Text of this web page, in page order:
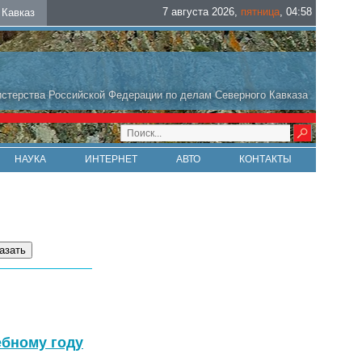
Кавказ 7 августа 2026, пятница, 04:58
Российской Федерации по делам Северного Кавказа
НАУКА ИНТЕРНЕТ АВТО КОНТАКТЫ
году